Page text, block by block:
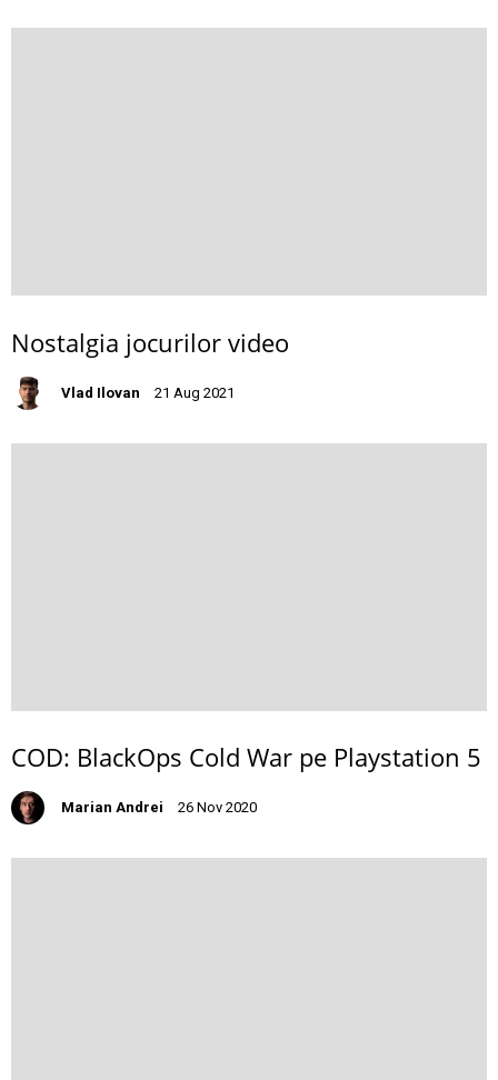
Nostalgia jocurilor video
Vlad Ilovan 21 Aug 2021
COD: BlackOps Cold War pe Playstation 5
Marian Andrei 26 Nov 2020